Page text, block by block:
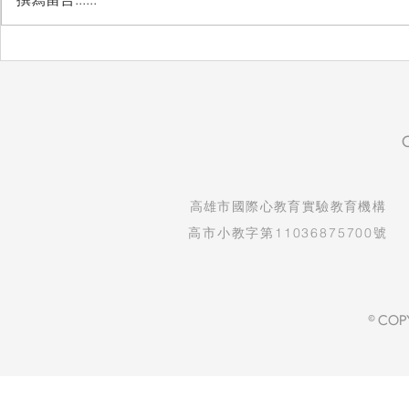
​高雄市國際心教育實驗教育機構
高市小教字第11036875700號
©